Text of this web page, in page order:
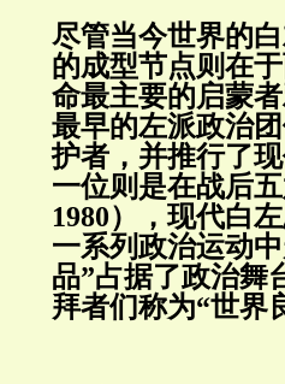
尽管当今世界的
的成型节点则在
命最主要的启蒙
最早的左派政治
护者，并推行了
一位则是在战后
1980），现代白
一系列政治运动
品”占据了政治舞
拜者们称为“世界